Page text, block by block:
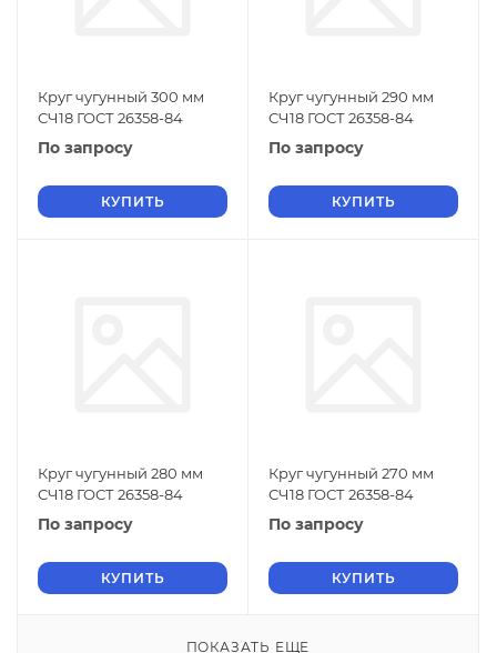
Круг чугунный 300 мм
СЧ18 ГОСТ 26358-84
По запросу
КУПИТЬ
Круг чугунный 290 мм
СЧ18 ГОСТ 26358-84
По запросу
КУПИТЬ
Круг чугунный 280 мм
СЧ18 ГОСТ 26358-84
По запросу
КУПИТЬ
Круг чугунный 270 мм
СЧ18 ГОСТ 26358-84
По запросу
КУПИТЬ
ПОКАЗАТЬ ЕЩЕ